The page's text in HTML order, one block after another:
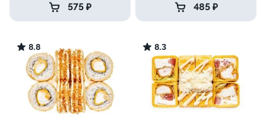
575 ₽ 485 ₽
8.8 8.3